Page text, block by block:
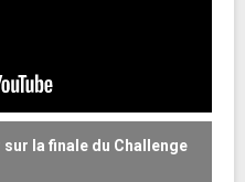
la finale du Challenge